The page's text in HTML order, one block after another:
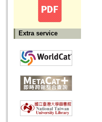
Extra service